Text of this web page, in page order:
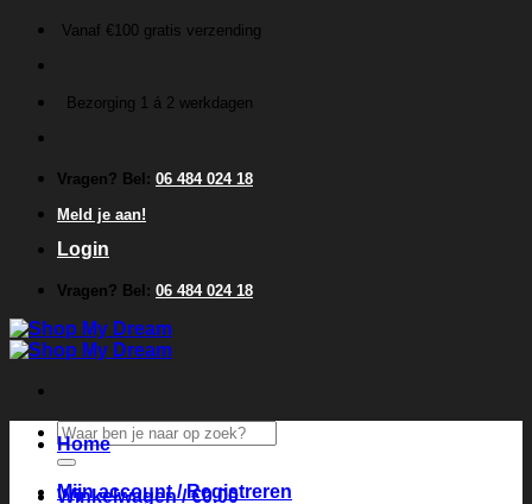
inhoud
Vanaf €100 gratis verzending
Bezorging 1 á 2 werkdagen
Vragen? Bel: 06 484 024 18
Meld je aan!
Login
Vragen? Bel: 06 484 024 18
Zoeken
naar:
Winkelwagen /€0.00
Home
Mijn account / Registreren